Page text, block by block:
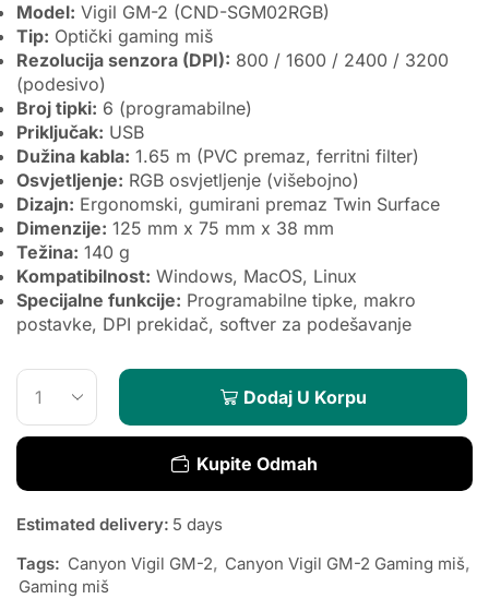
Model: Vigil GM-2 (CND-SGM02RGB)
Tip: Optički gaming miš
Rezolucija senzora (DPI): 800 / 1600 / 2400 / 3200
(podesivo)
Broj tipki: 6 (programabilne)
Priključak: USB
Dužina kabla: 1.65 m (PVC premaz, ferritni filter)
Osvjetljenje: RGB osvjetljenje (višebojno)
Dizajn: Ergonomski, gumirani premaz Twin Surface
Dimenzije: 125 mm x 75 mm x 38 mm
Težina: 140 g
Kompatibilnost: Windows, MacOS, Linux
Specijalne funkcije: Programabilne tipke, makro
postavke, DPI prekidač, softver za podešavanje
Dodaj U Korpu
Kupite Odmah
Estimated delivery: 5 days
Tags: Canyon Vigil GM-2, Canyon Vigil GM-2 Gaming miš,
Gaming miš